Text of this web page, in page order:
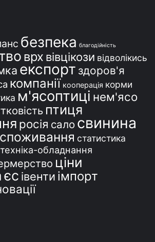
безпека благодійність
врх вівцікози відволікись
експорт здоров'я
компанії кооперація корми
м'ясоптиці нем'ясо
птиця
росія сало свинина
споживання статистика
техніка-обладнання
ціни
єс івенти імпорт